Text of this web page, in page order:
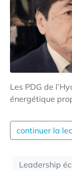
Les PDG de
énergétique
continuer la
Leadership